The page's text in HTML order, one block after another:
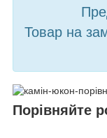
Товар на
Порівняйте